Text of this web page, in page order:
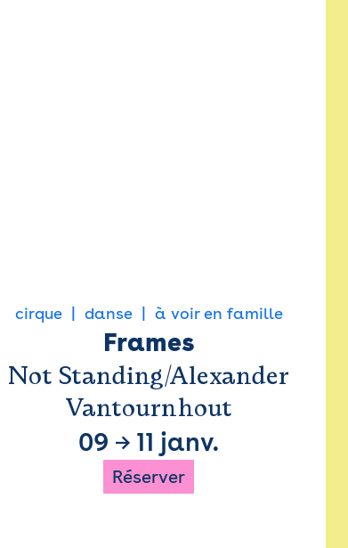
cirque danse à voir en famille
Frames
Not Standing/Alexander
Vantournhout
09 → 11 janv.
Réserver